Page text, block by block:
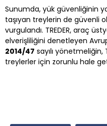
Sunumda, yük güvenliğinin
taşıyan treylerin de güvenli
vurgulandı. TREDER, araç
elverişliliğini denetleyen
2014/47 sayılı
treylerler için zorunlu hale